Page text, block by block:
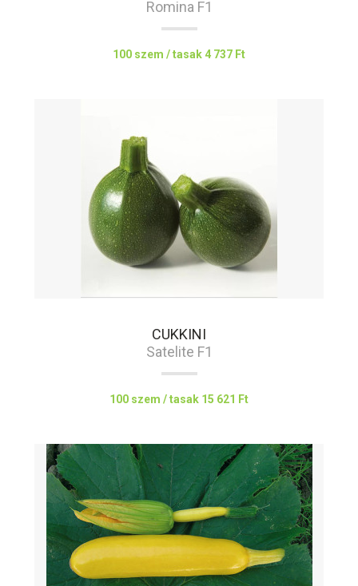
Romina F1
100 szem / tasak 4 737 Ft
CUKKINI
Satelite F1
100 szem / tasak 15 621 Ft